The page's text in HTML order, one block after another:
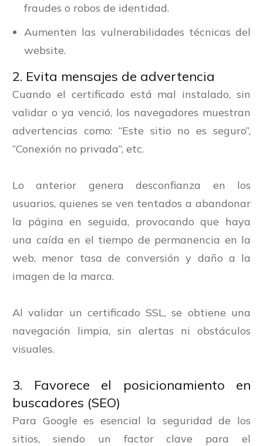
fraudes o robos de identidad.
Aumenten las vulnerabilidades técnicas del
website.
2. Evita mensajes de advertencia
Cuando el certificado está mal instalado, sin
validar o ya venció, los navegadores muestran
advertencias como: “Este sitio no es seguro”,
“Conexión no privada”, etc.
Lo anterior genera desconfianza en los
usuarios, quienes se ven tentados a abandonar
la página en seguida, provocando que haya
una caída en el tiempo de permanencia en la
web, menor tasa de conversión y daño a la
imagen de la marca.
Al validar un certificado SSL, se obtiene una
navegación limpia, sin alertas ni obstáculos
visuales.
3. Favorece el posicionamiento en
buscadores (SEO)
Para Google es esencial la seguridad de los
sitios, siendo un factor clave para el